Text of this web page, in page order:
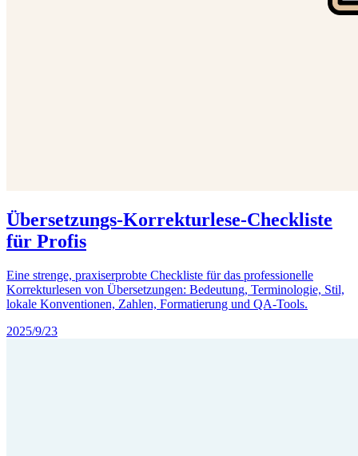
Übersetzungs-Korrekturlese-Checkliste
für Profis
Eine strenge, praxiserprobte Checkliste für das professionelle
Korrekturlesen von Übersetzungen: Bedeutung, Terminologie, Stil,
lokale Konventionen, Zahlen, Formatierung und QA-Tools.
2025/9/23